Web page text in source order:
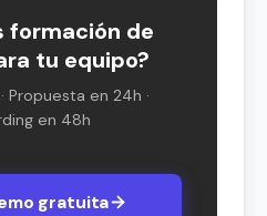
formación de
tu equipo?
Propuesta en 24h ·
en 48h
gratuita